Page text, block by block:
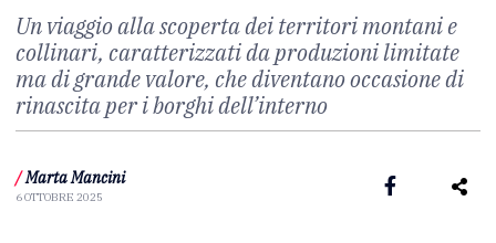
Un viaggio alla scoperta dei territori montani e
collinari, caratterizzati da produzioni limitate
ma di grande valore, che diventano occasione di
rinascita per i borghi dell’interno
/ Marta Mancini
6 OTTOBRE 2025